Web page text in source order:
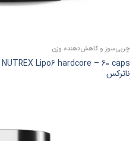
چربی‌سوز و کاهش‌دهنده وزن
ناترکس